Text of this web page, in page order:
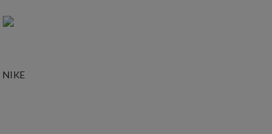
NIKE